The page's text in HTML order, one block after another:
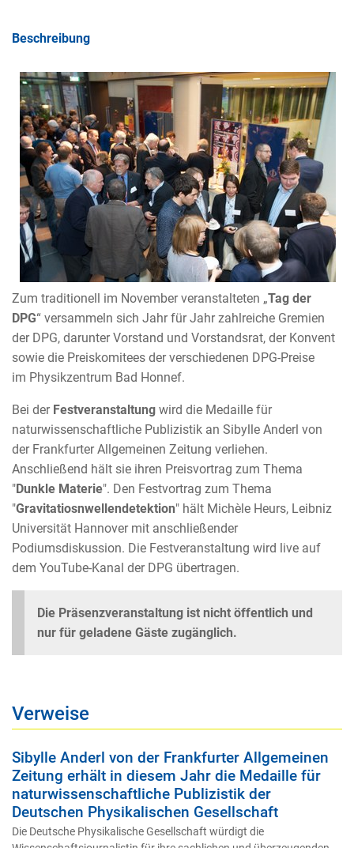
Beschreibung
Zum traditionell im November veranstalteten „Tag der
DPG“ versammeln sich Jahr für Jahr zahlreiche Gremien
der DPG, darunter Vorstand und Vorstandsrat, der Konvent
sowie die Preiskomitees der verschiedenen DPG-Preise
im Physikzentrum Bad Honnef.
Bei der Festveranstaltung wird die Medaille für
naturwissenschaftliche Publizistik an Sibylle Anderl von
der Frankfurter Allgemeinen Zeitung verliehen.
Anschließend hält sie ihren Preisvortrag zum Thema
"Dunkle Materie". Den Festvortrag zum Thema
"Gravitatiosnwellendetektion" hält Michèle Heurs, Leibniz
Universität Hannover mit anschließender
Podiumsdiskussion. Die Festveranstaltung wird live auf
dem YouTube-Kanal der DPG übertragen.
Die Präsenzveranstaltung ist nicht öffentlich und
nur für geladene Gäste zugänglich.
Verweise
Sibylle Anderl von der Frankfurter Allgemeinen
Zeitung erhält in diesem Jahr die Medaille für
naturwissenschaftliche Publizistik der
Deutschen Physikalischen Gesellschaft
Die Deutsche Physikalische Gesellschaft würdigt die